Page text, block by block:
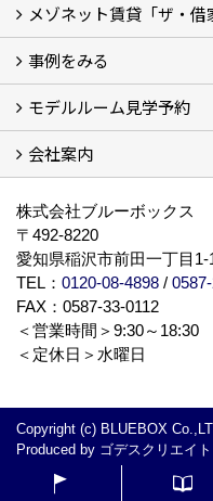
私たちの考え方
賃貸経営の成功学
様々な無料サービス
相続税とは
よくあるご質問
メゾネット賃貸「ザ・借
ザ・借家について詳しく
事例をみる
建設中の現場レポート
完成した建物を見てみる
オーナーの声
モデルルーム見学予約
モデルルーム見学予約
会社案内
株式会社ブルーボックス
〒492-8220
愛知県稲沢市前田一丁目
TEL： 0120-08-4898 /
FAX：0587-33-0112
＜営業時間＞9:30～18:30
＜定休日＞水曜日
Copyright (c) BLUEBOX
Produced by ゴデスクリエイト